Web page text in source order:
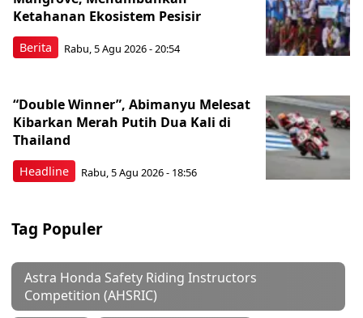
Berita
Ketahanan Ekosistem Pesisir
Rabu, 5 Agu 2026 - 20:54
Headline
“Double Winner”, Abimanyu Melesat
Kibarkan Merah Putih Dua Kali di
Thailand
Rabu, 5 Agu 2026 - 18:56
Tag Populer
Astra Honda Safety Riding Instructors
Competition (AHSRIC)